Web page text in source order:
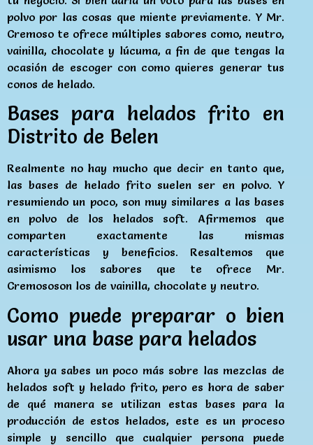
polvo por las cosas que miente previamente. Y Mr.
Cremoso te ofrece múltiples sabores como, neutro,
vainilla, chocolate y lúcuma, a fin de que tengas la
ocasión de escoger con como quieres generar tus
conos de helado.
Bases para helados frito en
Distrito de Belen
Realmente no hay mucho que decir en tanto que,
las bases de helado frito suelen ser en polvo. Y
resumiendo un poco, son muy similares a las bases
en polvo de los helados soft. Afirmemos que
comparten exactamente las mismas
características y beneficios. Resaltemos que
asimismo los sabores que te ofrece Mr.
Cremososon los de vainilla, chocolate y neutro.
Como puede preparar o bien
usar una base para helados
Ahora ya sabes un poco más sobre las mezclas de
helados soft y helado frito, pero es hora de saber
de qué manera se utilizan estas bases para la
producción de estos helados, este es un proceso
simple y sencillo que cualquier persona puede